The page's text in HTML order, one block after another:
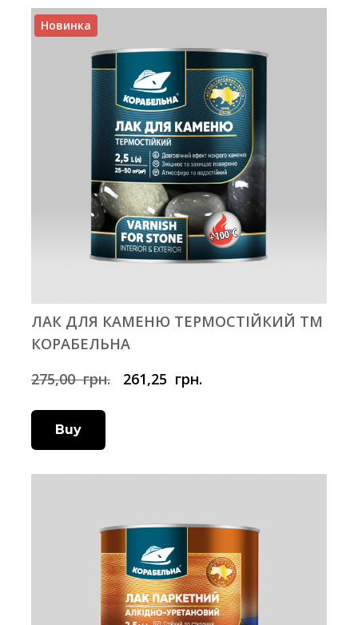
Новинка
ЛАК ДЛЯ КАМЕНЮ ТЕРМОСТІЙКИЙ ТМ
КОРАБЕЛЬНА
275,00  грн.
261,25  грн.
Buy